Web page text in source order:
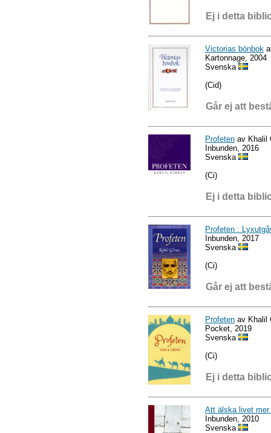
Ej i detta
Victorias bönbok
Kartonnage, 2004
Svenska
(Cid)
Går ej att
Profeten av Khalil
Inbunden, 2016
Svenska
(Ci)
Ej i detta
Profeten :
Inbunden, 2017
Svenska
(Ci)
Går ej att
Profeten av Khalil
Pocket, 2019
Svenska
(Ci)
Ej i detta
Att älska livet
Inbunden, 2010
Svenska